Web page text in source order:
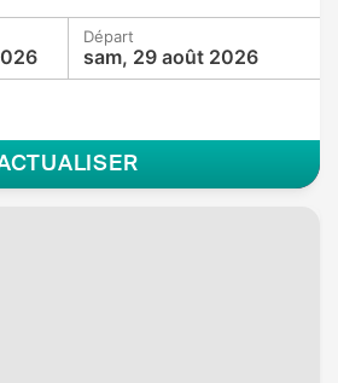
Départ
sam, 29 août 2026